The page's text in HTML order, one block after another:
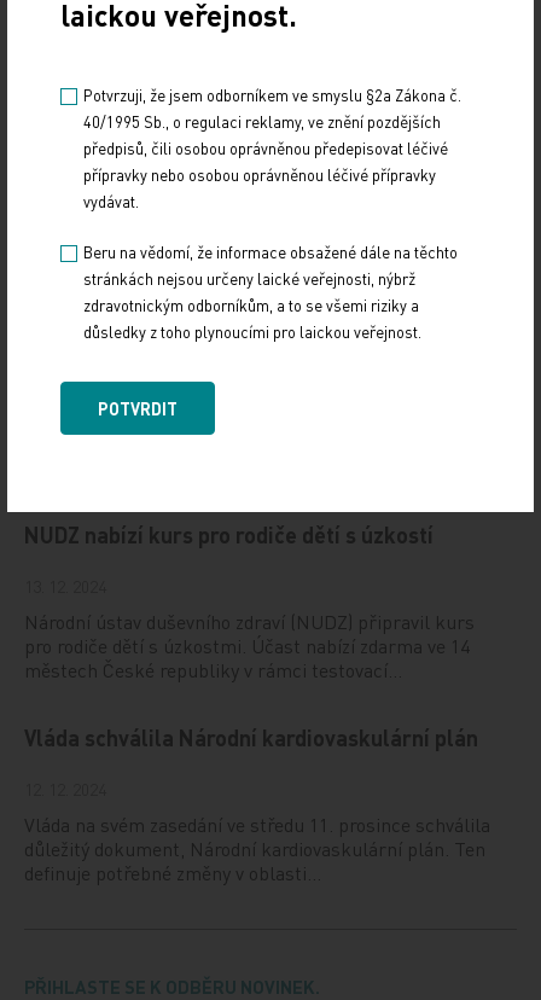
19. světový kongres Controversies in Neurology
(CONy)
10. 3. 2025
19. světový kongres Controversies in Neurology (CONy)
se bude konat v termínu 20.–22. března 2025 v Praze.
Vystavování ePoukazů
17. 12. 2024
Dnešní Poradna přináší přehled o tom, jak funguje
ePoukaz, kde ho lze uplatnit a jaké možnosti má lékař
NUDZ nabízí kurs pro rodiče dětí s úzkostí
Národní ústav duševního zdraví (NUDZ) připravil kurs
pro rodiče dětí s úzkostmi. Účast nabízí zdarma ve 14
městech České republiky v rámci testovací…
Vláda schválila Národní kardiovaskulární plán
Vláda na svém zasedání ve středu 11. prosince schválila
důležitý dokument, Národní kardiovaskulární plán. Ten
definuje potřebné změny v oblasti…
PŘIHLASTE SE K ODBĚRU NOVINEK.
laickou veřejnost.
Potvrzuji, že jsem odborníkem ve smyslu §2a Zákona č.
40/1995 Sb., o regulaci reklamy, ve znění pozdějších
předpisů, čili osobou oprávněnou předepisovat léčivé
přípravky nebo osobou oprávněnou léčivé přípravky
vydávat.
Beru na vědomí, že informace obsažené dále na těchto
stránkách nejsou určeny laické veřejnosti, nýbrž
zdravotnickým odborníkům, a to se všemi riziky a
důsledky z toho plynoucími pro laickou veřejnost.
POTVRDIT